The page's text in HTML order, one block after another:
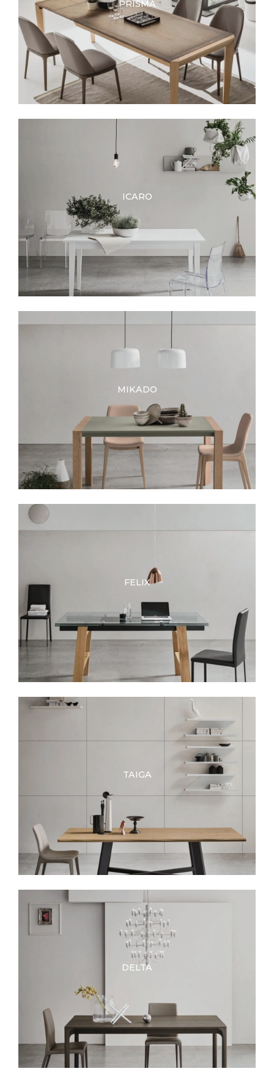
PRISMA
ICARO
MIKADO
FELIX
TAIGA
DELTA